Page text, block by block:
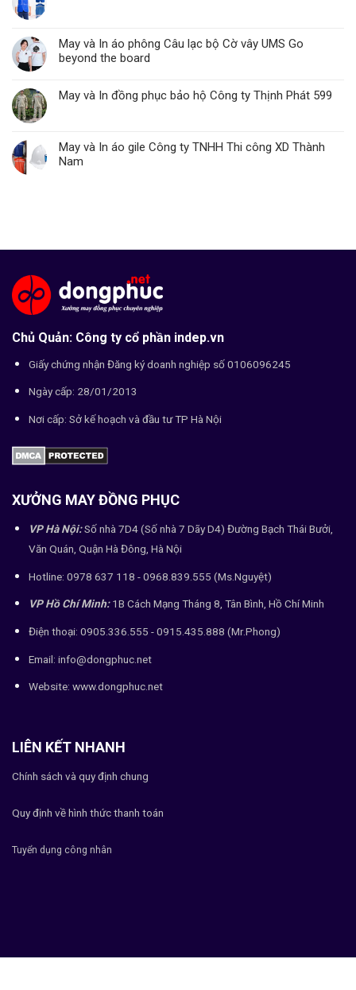
May và In áo phông Câu lạc bộ Cờ vây UMS Go
beyond the board
May và In đồng phục bảo hộ Công ty Thịnh Phát 599
May và In áo gile Công ty TNHH Thi công XD Thành
Nam
Chủ Quản: Công ty cổ phần indep.vn
Giấy chứng nhận Đăng ký doanh nghiệp số 0106096245
Ngày cấp: 28/01/2013
Nơi cấp: Sở kế hoạch và đầu tư TP Hà Nội
XƯỞNG MAY ĐỒNG PHỤC
VP Hà Nội:Số nhà 7D4 (Số nhà 7 Dãy D4) Đường Bạch Thái Bưởi,
Văn Quán, Quận Hà Đông, Hà Nội
Hotline: 0978 637 118 - 0968.839.555 (Ms.Nguyệt)
VP Hồ Chí Minh:1B Cách Mạng Tháng 8, Tân Bình, Hồ Chí Minh
Điện thoại: 0905.336.555 - 0915.435.888 (Mr.Phong)
Email: info@dongphuc.net
Website: www.dongphuc.net
LIÊN KẾT NHANH
Chính sách và quy định chung
Quy định về hình thức thanh toán
Tuyển dụng công nhân